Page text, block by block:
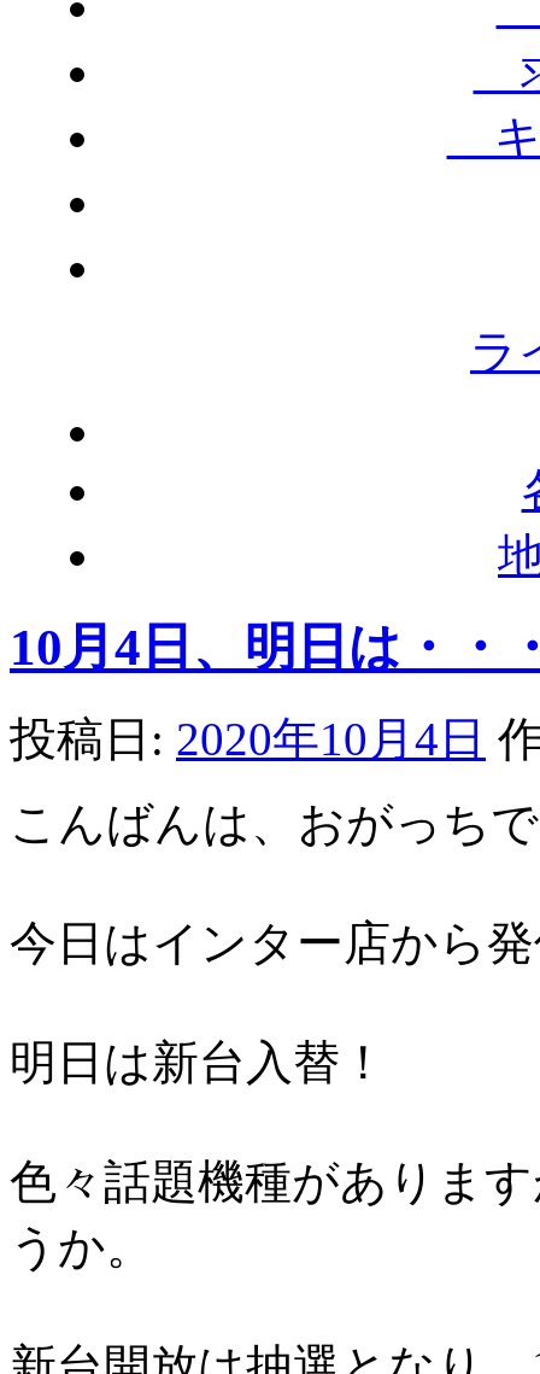
キ
ラ
10月4日、明日は・・
投稿日: 2020年10月4日
こんばんは、おがっち
今日はインター店から
明日は新台入替！
色々話題機種がありま
うか。